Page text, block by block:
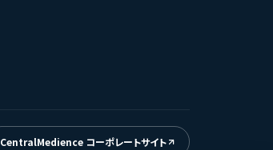
CentralMedience コーポレートサイト